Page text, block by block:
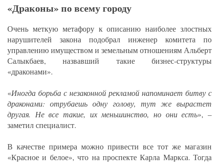
«Драконы» по всему городу
Очень меткую метафору к описанию наиболее злостных
нарушителей закона подобрал инженер комитета по
управлению имуществом и земельным отношениям Альберт
Салыкбаев, назвавший такие бизнес-структуры
«драконами».
«Иногда борьба с незаконной рекламой напоминает битву с
драконами: отрубаешь одну голову, тут же вырастет
другая. Не все такие, их меньшинство, но они есть», –
заметил специалист.
В качестве примера можно привести все тот же магазин
«Красное и белое», что на проспекте Карла Маркса. Тогда